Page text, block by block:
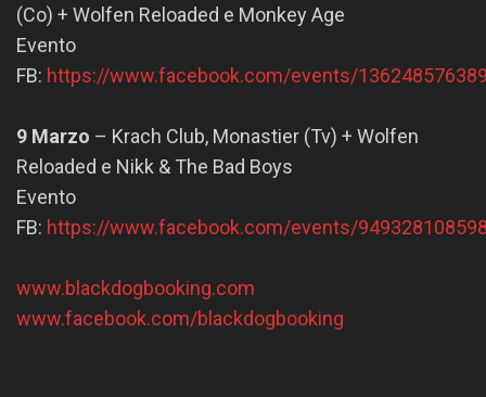
(Co) + Wolfen Reloaded e Monkey Age
Evento
FB: https://www.facebook.com/events/
9 Marzo – Krach Club, Monastier (Tv) + Wolfen
Reloaded e Nikk & The Bad Boys
Evento
FB: https://www.facebook.com/events/
www.blackdogbooking.com
www.facebook.com/blackdogbooking